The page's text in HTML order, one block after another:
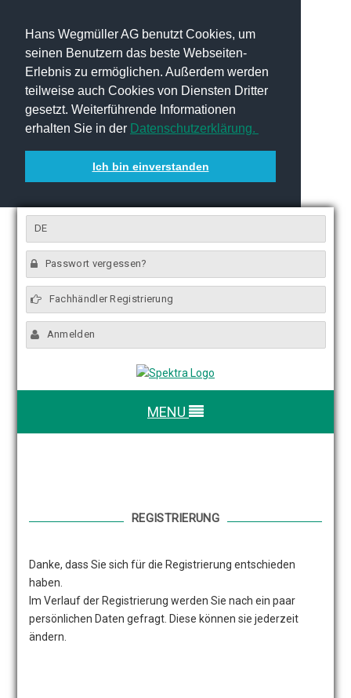
Hans Wegmüller AG benutzt Cookies, um
seinen Benutzern das beste Webseiten-
Erlebnis zu ermöglichen. Außerdem werden
teilweise auch Cookies von Diensten Dritter
gesetzt. Weiterführende Informationen
erhalten Sie in der Datenschutzerklärung.
Ich bin einverstanden
DE
Passwort vergessen?
Fachhändler Registrierung
Anmelden
MENU
REGISTRIERUNG
Danke, dass Sie sich für die Registrierung entschieden
haben.
Im Verlauf der Registrierung werden Sie nach ein paar
persönlichen Daten gefragt. Diese können sie jederzeit
ändern.